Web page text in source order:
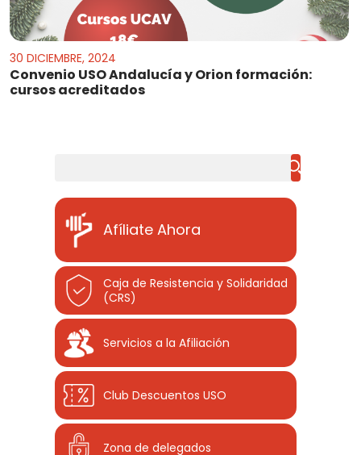
30 DICIEMBRE, 2024
Convenio USO Andalucía y Orion formación:
cursos acreditados
Afíliate Ahora
Caja de Resistencia y Solidaridad
(CRS)
Servicios a la Afiliación
Club Descuentos USO
Zona de delegados